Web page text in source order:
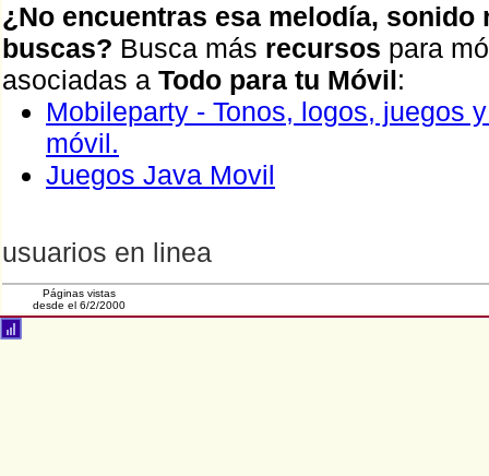
¿No encuentras esa melodía, sonido
buscas? Busca más recursos para
asociadas a Todo para tu Móvil:
Mobileparty - Tonos, logos, juegos
móvil.
Juegos Java Movil
usuarios en linea
Páginas vistas
desde el 6/2/2000